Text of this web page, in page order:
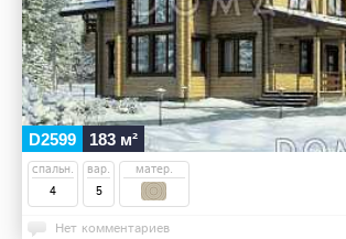
D2599 183 м²
спальн.
4
вар.
5
матер.
Нет комментариев